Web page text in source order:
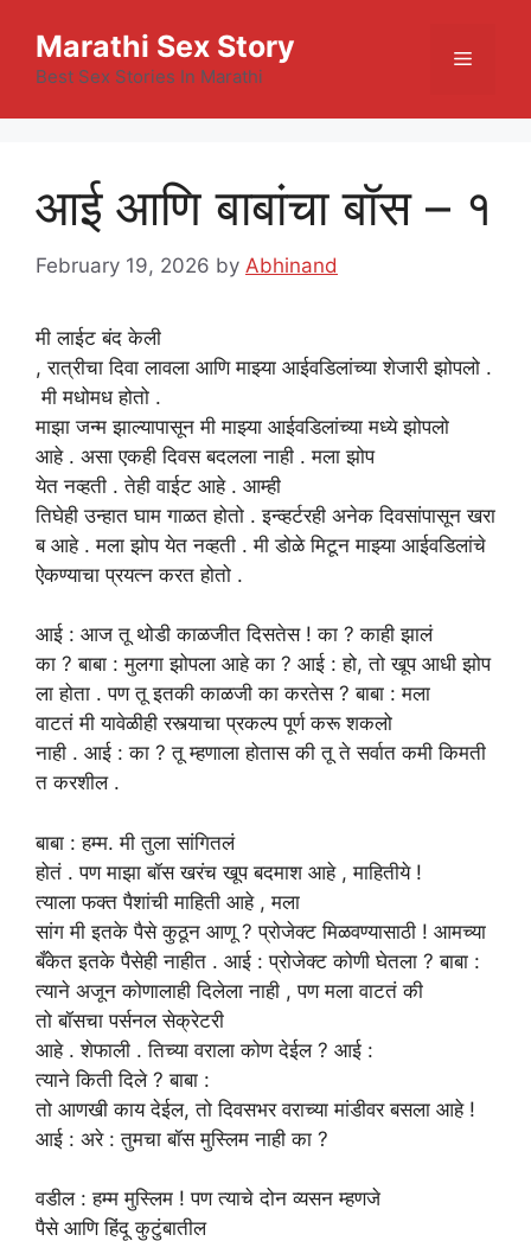
content
Marathi Sex Story
Best Sex Stories In Marathi
Menu
आई आणि बाबांचा बॉस – १
February 19, 2026 by Abhinand
मी लाईटबंदकेली
,रात्रीचादिवालावला आणि माझ्या आईवडिलांच्या शेजारी झोपलो .
मी मधोमध होतो .
माझा जन्म झाल्यापासून मी माझ्या आईवडिलांच्या मध्ये झोपलो
आहे . असा एकही दिवस बदलला नाही . मला झोप
येत नव्हती . तेही वाईट आहे . आम्ही
तिघेही उन्हात घाम गाळत होतो . इन्व्हर्टरही अनेक दिवसांपासून खरा
ब आहे . मला झोप येत नव्हती . मी डोळे मिटून माझ्या आईवडिलांचे
ऐकण्याचा प्रयत्न करत होतो .
आई : आजतू थोडी काळजीत दिसतेस ! का ? काही झालं
का ? बाबा : मुलगा झोपला आहे का ? आई : हो, तो खूप आधी झोप
ला होता . पण तू इतकी काळजी का करतेस ? बाबा : मला
वाटतं मी यावेळीही रस्त्याचा प्रकल्प पूर्ण करू शकलो
नाही . आई : का ? तू म्हणाला होतास की तू ते सर्वात कमी किमती
त करशील .
बाबा :हम्म. मीतुला सांगितलं
होतं .पण माझा बॉस खरंच खूप बदमाश आहे , माहितीये !
त्याला फक्त पैशांची माहिती आहे , मला
सांग मी इतके पैसे कुठून आणू ? प्रोजेक्ट मिळवण्यासाठी ! आमच्या
बँकेत इतके पैसेही नाहीत . आई : प्रोजेक्ट कोणी घेतला ? बाबा :
त्याने अजून कोणालाही दिलेला नाही , पण मला वाटतं की
तो बॉसचा पर्सनल सेक्रेटरी
आहे . शेफाली . तिच्या वराला कोण देईल ? आई :
त्याने किती दिले ? बाबा :
तो आणखी काय देईल, तो दिवसभर वराच्या मांडीवर बसला आहे !
आई : अरे : तुमचा बॉस मुस्लिम नाही का ?
वडील:हम्ममुस्लिम !पणत्याचेदोनव्यसनम्हणजे
पैसे आणिहिंदूकुटुंबातील